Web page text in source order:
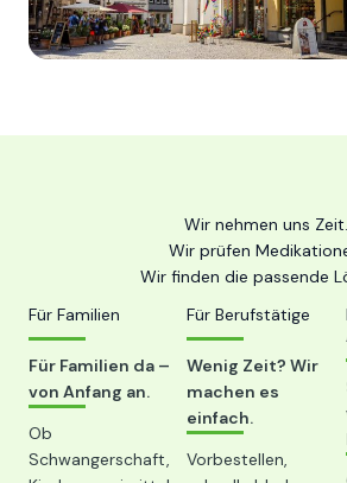
Wir nehmen uns Zeit.
Wir prüfen
Wir finden die passende
Für Familien
Für Familien da –
von Anfang an.
Ob
Schwangerschaft,
Für Berufstätige
Wenig Zeit? Wir
machen es
einfach.
Vorbestellen,